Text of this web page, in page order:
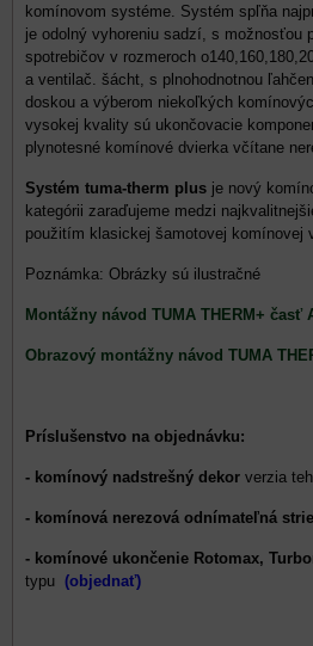
komínovom systéme. Systém spľňa
je odolný vyhoreniu sadzí, s možnosťou
spotrebičov v rozmeroch
a ventilač. šácht, s plnohodnotnou
doskou a výberom niekoľkých
vysokej kvality sú ukončovacie
plynotesné komínové dvierka včítane
Systém tuma-therm plus je nový
kategórii zaraďujeme medzi
použitím klasickej šamotovej komínovej
Poznámka: Obrázky sú ilustračné
Montážny návod TUMA THERM+ časť
Obrazový montážny návod TUMA
Príslušenstvo na objednávku:
- komínový nadstrešný dekor verzia
- komínová nerezová odnímateľná
- komínové ukončenie Rotomax,
typu (objednať)